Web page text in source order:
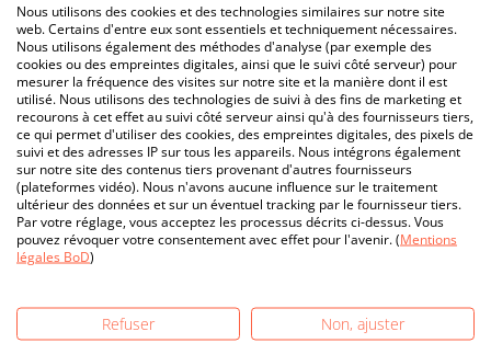
Nous utilisons des cookies et des technologies similaires sur notre site
web. Certains d'entre eux sont essentiels et techniquement nécessaires.
Nous utilisons également des méthodes d'analyse (par exemple des
cookies ou des empreintes digitales, ainsi que le suivi côté serveur) pour
mesurer la fréquence des visites sur notre site et la manière dont il est
utilisé. Nous utilisons des technologies de suivi à des fins de marketing et
recourons à cet effet au suivi côté serveur ainsi qu'à des fournisseurs tiers,
ce qui permet d'utiliser des cookies, des empreintes digitales, des pixels de
suivi et des adresses IP sur tous les appareils. Nous intégrons également
sur notre site des contenus tiers provenant d'autres fournisseurs
(plateformes vidéo). Nous n'avons aucune influence sur le traitement
ultérieur des données et sur un éventuel tracking par le fournisseur tiers.
Par votre réglage, vous acceptez les processus décrits ci-dessus. Vous
pouvez révoquer votre consentement avec effet pour l'avenir. (Mentions
légales BoD)
Refuser
Non, ajuster